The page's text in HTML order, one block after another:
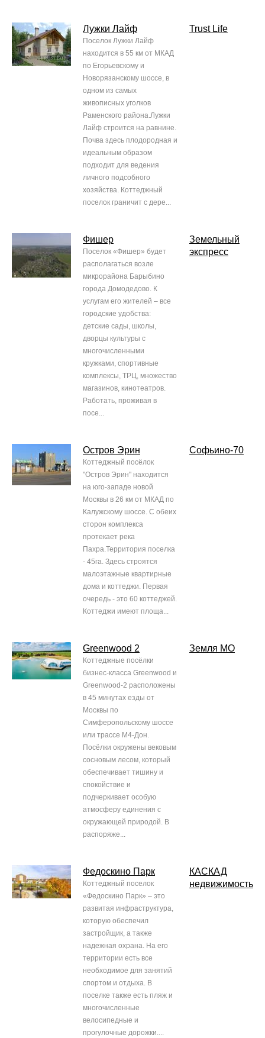
Лужки Лайф
Поселок Лужки Лайф
находится в 55 км от МКАД
по Егорьевскому и
Новорязанскому шоссе, в
одном из самых
живописных уголков
Раменского района.Лужки
Лайф строится на равнине.
Почва здесь плодородная и
идеальным образом
подходит для ведения
личного подсобного
хозяйства. Коттеджный
поселок граничит с дере...
Trust Life
Фишер
Поселок «Фишер» будет
располагаться возле
микрорайона Барыбино
города Домодедово. К
услугам его жителей – все
городские удобства:
детские сады, школы,
дворцы культуры с
многочисленными
кружками, спортивные
комплексы, ТРЦ, множество
магазинов, кинотеатров.
Работать, проживая в
посе...
Земельный
экспресс
Остров Эрин
Коттеджный посёлок
"Остров Эрин" находится
на юго-западе новой
Москвы в 26 км от МКАД по
Калужскому шоссе. С обеих
сторон комплекса
протекает река
Пахра.Территория поселка
- 45га. Здесь строятся
малоэтажные квартирные
дома и коттеджи. Первая
очередь - это 60 коттеджей.
Коттеджи имеют площа...
Софьино-70
Greenwood 2
Коттеджные посёлки
бизнес-класса Greenwood и
Greenwood-2 расположены
в 45 минутах езды от
Москвы по
Симферопольскому шоссе
или трассе М4-Дон.
Посёлки окружены вековым
сосновым лесом, который
обеспечивает тишину и
спокойствие и
подчеркивает особую
атмосферу единения с
окружающей природой. В
распоряже...
Земля МО
Федоскино Парк
Коттеджный поселок
«Федоскино Парк» – это
развитая инфраструктура,
которую обеспечил
застройщик, а также
надежная охрана. На его
территории есть все
необходимое для занятий
спортом и отдыха. В
поселке также есть пляж и
многочисленные
велосипедные и
прогулочные дорожки....
КАСКАД
недвижимость